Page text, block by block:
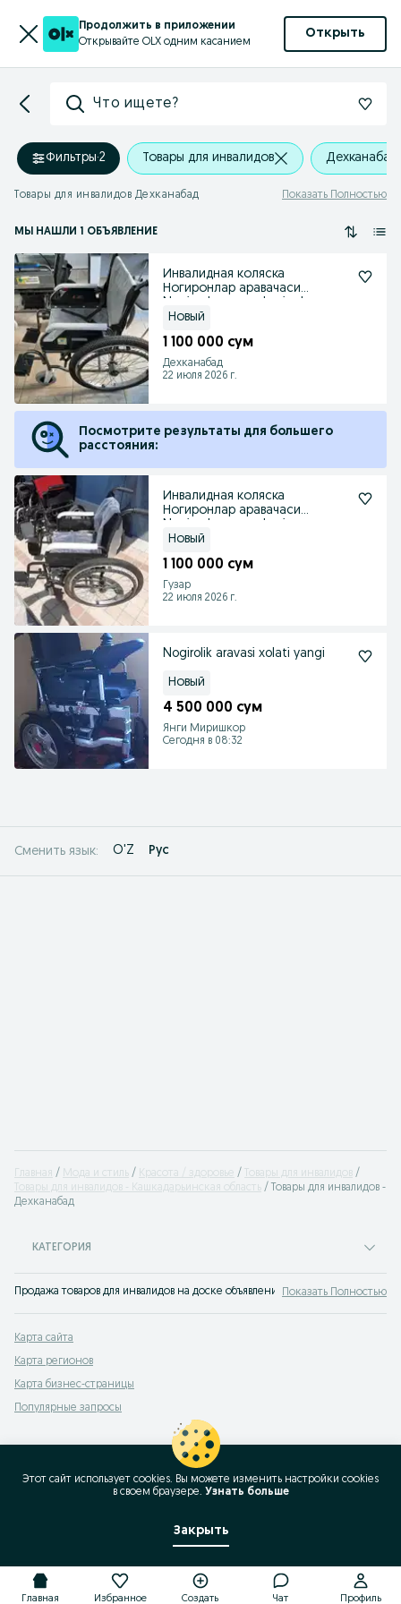
Продолжить в приложении
Открывайте OLX одним касанием
Открыть
Что ищете?
Фильтры·2 Товары для инвалидов Дехканабад
Товары для инвалидов Дехканабад Показать Полностью
МЫ НАШЛИ 1 ОБЪЯВЛЕНИЕ
Инвалидная коляска
Ногиронлар аравачаси
Новый
1 100 000 сум
Дехканабад
22 июля 2026 г.
Посмотрите результаты для большего
расстояния:
Инвалидная коляска
Ногиронлар аравачаси
Новый
1 100 000 сум
Гузар
22 июля 2026 г.
Nogirolik aravasi xolati yangi
Новый
4 500 000 сум
Янги Миришкор
Сегодня в 08:32
Сменить язык: O'Z Рус
Главная Мода и стиль Красота / здоровье
Товары для инвалидов
Товары для инвалидов - Кашкадарьинская область
Товары для инвалидов -
Дехканабад
КАТЕГОРИЯ
Продажа товаров для инвалидов на доске объявлений OLX.uz Дехканабад.
Показать Полностью
Карта сайта
Карта регионов
Карта бизнес-страницы
Популярные запросы
Главная Избранное Создать Чат Профиль
Этот сайт использует cookies. Вы можете изменить настройки cookies
в своeм браузере. Узнать больше
Закрыть